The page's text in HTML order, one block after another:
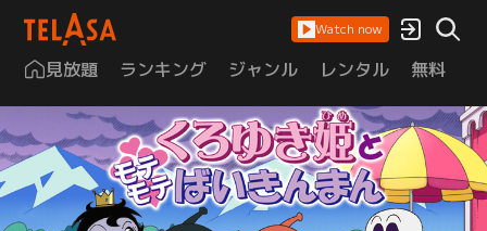
Watch now
見放題 ランキング ジャンル レンタル 無料